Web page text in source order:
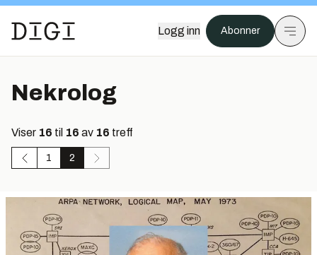
Logg inn Abonner
Nekrolog
Viser 16 til 16 av 16 treff
1 2